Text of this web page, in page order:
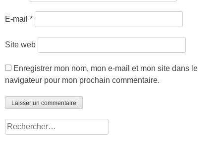
E-mail *
Site web
Enregistrer mon nom, mon e-mail et mon site dans le
navigateur pour mon prochain commentaire.
Rechercher :